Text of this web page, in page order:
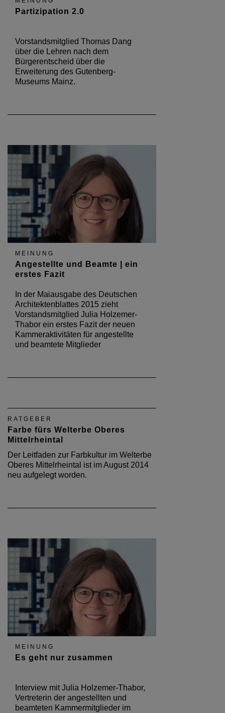
Partizipation 2.0
Vorstandsmitglied Thomas Dang
über die Lehren nach dem
Bürgerentscheid über die
Erweiterung des Gutenberg-
Museums Mainz.
MEINUNG
Angestellte und Beamte | ein
erstes Fazit
In der Maiausgabe des Deutschen
Architektenblattes 2015 zieht
Vorstandsmitglied Julia Holzemer-
Thabor ein erstes Fazit der neuen
Kammeraktivitäten für angestellte
und beamtete Mitglieder
RATGEBER
Farbe fürs Welterbe Oberes
Mittelrheintal
Der Leitfaden zur Farbkultur im Welterbe
Oberes Mittelrheintal ist im August 2014
neu aufgelegt worden.
MEINUNG
Es geht nur zusammen
Interview mit Julia Holzemer-Thabor,
Vertreterin der angestellten und
beamteten Kammermitglieder im